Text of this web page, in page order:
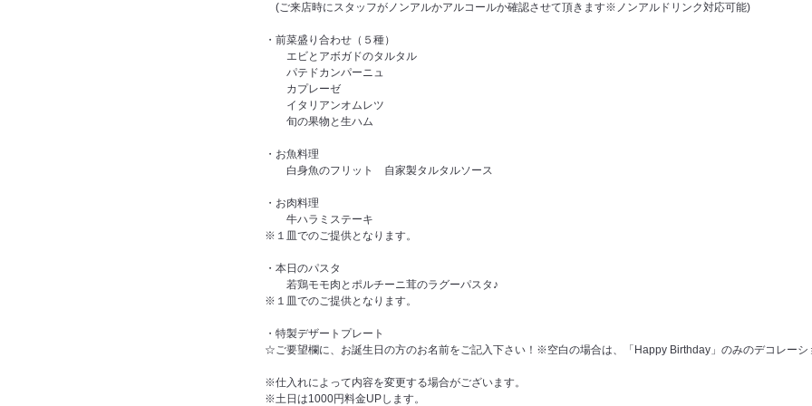
(ご来店時にスタッフがノンアルかアルコールか確認させて頂きます※ノンアルドリンク対応可能)
・前菜盛り合わせ（５種）
エビとアボガドのタルタル
パテドカンパーニュ
カプレーゼ
イタリアンオムレツ
旬の果物と生ハム
・お魚料理
白身魚のフリット 自家製タルタルソース
・お肉料理
牛ハラミステーキ
※１皿でのご提供となります。
・本日のパスタ
若鶏モモ肉とポルチーニ茸のラグーパスタ♪
※１皿でのご提供となります。
・特製デザートプレート
☆ご要望欄に、お誕生日の方のお名前をご記入下さい！※空白の場合は、「Happy Birthday」のみのデコレーシ
※仕入れによって内容を変更する場合がございます。
※土日は1000円料金UPします。